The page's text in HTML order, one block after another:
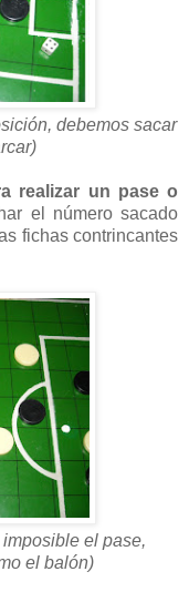
debemos sacar
realizar un pase o
el número sacado
fichas contrincantes
el pase,
el balón)